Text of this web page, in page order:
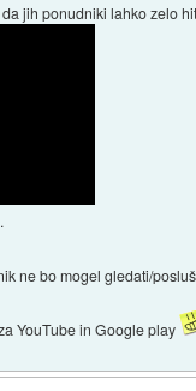
jih ponudniki lahko zelo
ne bo mogel gledati/
YouTube in Google play